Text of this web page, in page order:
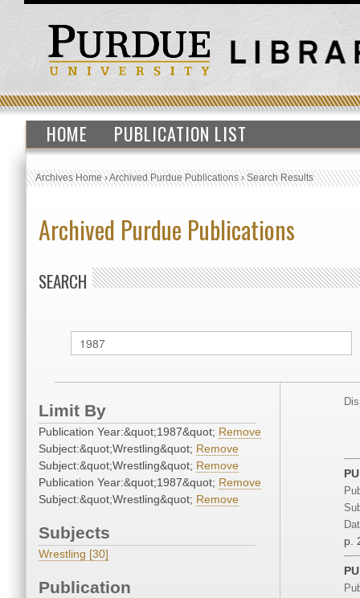
HOME PUBLICATION LIST
Archives Home›Archived Purdue Publications›Search Results
Archived Purdue Publications
SEARCH
Limit By
Publication Year:&quot;1987&quot; Remove
Subject:&quot;Wrestling&quot; Remove
Subject:&quot;Wrestling&quot; Remove
Publication Year:&quot;1987&quot; Remove
Subject:&quot;Wrestling&quot; Remove
Subjects
Wrestling [30]
Publication
p.